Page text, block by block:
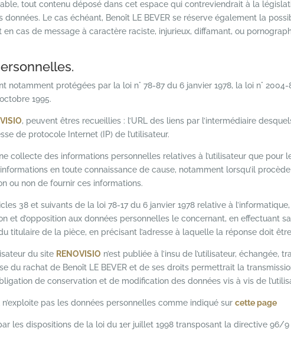
tout contenu déposé dans cet espace qui contreviendrait à la
Le cas échéant, Benoît LE BEVER se réserve également la
cas de message à caractère raciste, injurieux, diffamant, ou
notamment protégées par la loi n° 78-87 du 6 janvier 1978, la loi n°
1995.
, peuvent êtres recueillies : l’URL des liens par l’intermédiaire
de protocole Internet (IP) de l’utilisateur.
collecte des informations personnelles relatives à l’utilisateur que
informations en toute connaissance de cause, notamment lorsqu’il
ou non de fournir ces informations.
38 et suivants de la loi 78-17 du 6 janvier 1978 relative à
et d’opposition aux données personnelles le concernant, en effectuant
titulaire de la pièce, en précisant l’adresse à laquelle la réponse doit
du site RENOVISIO n’est publiée à l’insu de l’utilisateur,
du rachat de Benoît LE BEVER et de ses droits permettrait la
de conservation et de modification des données vis à vis de
n’exploite pas les données personnelles comme indiqué sur cette page
les dispositions de la loi du 1er juillet 1998 transposant la directive 96/